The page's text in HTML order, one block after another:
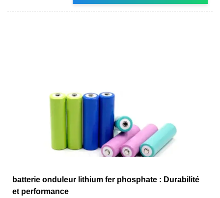
batterie onduleur lithium fer phosphate : Durabilité
et performance